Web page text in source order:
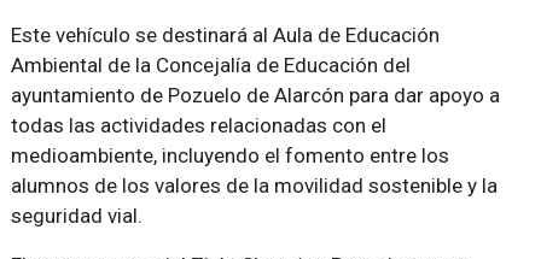
Este vehículo se destinará al Aula de Educación
Ambiental de la Concejalía de Educación del
ayuntamiento de Pozuelo de Alarcón para dar apoyo a
todas las actividades relacionadas con el
medioambiente, incluyendo el fomento entre los
alumnos de los valores de la movilidad sostenible y la
seguridad vial.